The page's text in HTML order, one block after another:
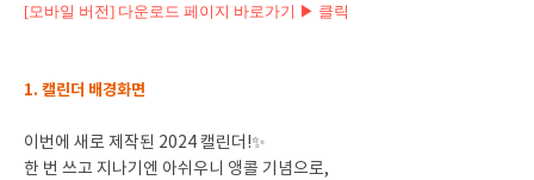
[모바일 버전] 다운로드 페이지 바로가기 ▶ 클릭
1. 캘린더 배경화면
이번에 새로 제작된 2024 캘린더!✨
한 번 쓰고 지나기엔 아쉬우니 앵콜 기념으로,